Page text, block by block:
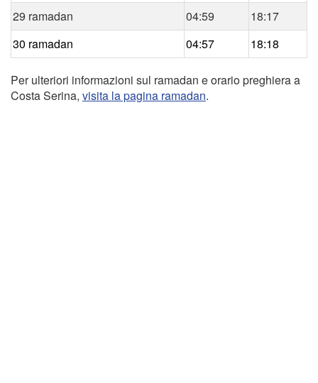
29 ramadan
04:59
18:17
30 ramadan
04:57 18:18
Per ulteriori informazioni sul ramadan e orario preghiera a
Costa Serina, visita la pagina ramadan.